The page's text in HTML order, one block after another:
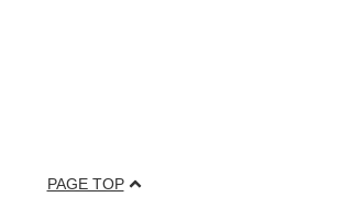
PAGE TOP